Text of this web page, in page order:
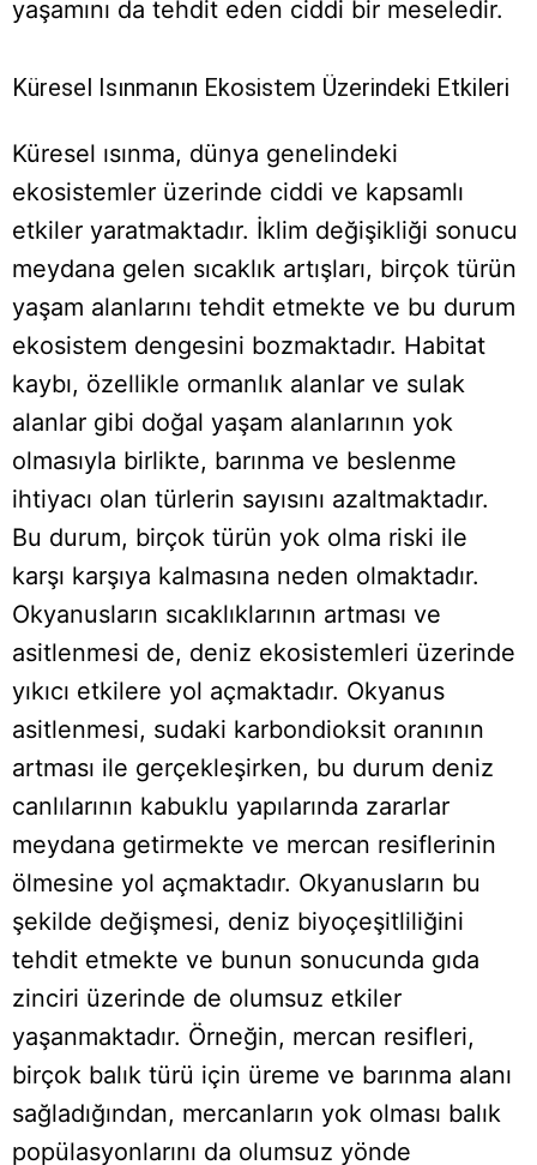
yaşamını da tehdit eden ciddi bir meseledir.
Küresel Isınmanın Ekosistem Üzerindeki Etkileri
Küresel ısınma, dünya genelindeki
ekosistemler üzerinde ciddi ve kapsamlı
etkiler yaratmaktadır. İklim değişikliği sonucu
meydana gelen sıcaklık artışları, birçok türün
yaşam alanlarını tehdit etmekte ve bu durum
ekosistem dengesini bozmaktadır. Habitat
kaybı, özellikle ormanlık alanlar ve sulak
alanlar gibi doğal yaşam alanlarının yok
olmasıyla birlikte, barınma ve beslenme
ihtiyacı olan türlerin sayısını azaltmaktadır.
Bu durum, birçok türün yok olma riski ile
karşı karşıya kalmasına neden olmaktadır.
Okyanusların sıcaklıklarının artması ve
asitlenmesi de, deniz ekosistemleri üzerinde
yıkıcı etkilere yol açmaktadır. Okyanus
asitlenmesi, sudaki karbondioksit oranının
artması ile gerçekleşirken, bu durum deniz
canlılarının kabuklu yapılarında zararlar
meydana getirmekte ve mercan resiflerinin
ölmesine yol açmaktadır. Okyanusların bu
şekilde değişmesi, deniz biyoçeşitliliğini
tehdit etmekte ve bunun sonucunda gıda
zinciri üzerinde de olumsuz etkiler
yaşanmaktadır. Örneğin, mercan resifleri,
birçok balık türü için üreme ve barınma alanı
sağladığından, mercanların yok olması balık
popülasyonlarını da olumsuz yönde